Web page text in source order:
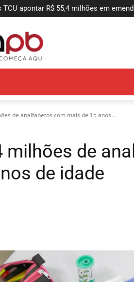
apontar R$ 55,4 milhões em emendas
garantir adequação do sistema de
de analfabetos com mais de 15 anos...
milhões de
de idade